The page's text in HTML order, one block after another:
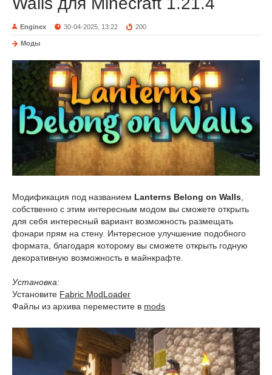
Enginex 30-04-2025, 13:22 200
Моды
Модификация под названием Lanterns Belong on Walls,
собственно с этим интересным модом вы сможете открыть
для себя интересный вариант возможность размещать
фонари прям на стену. Интересное улучшение подобного
формата, благодаря которому вы сможете открыть годную
декоративную возможность в майнкрафте.
Установка:
Установите Fabric ModLoader
Файлы из архива переместите в mods